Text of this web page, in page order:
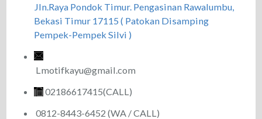
Jln.Raya Pondok Timur. Pengasinan Rawalumbu,
Bekasi Timur 17115 ( Patokan Disamping
Pempek-Pempek Silvi )
Lmotifkayu@gmail.com
02186617415(CALL)
0812-8443-6452 (WA / CALL)